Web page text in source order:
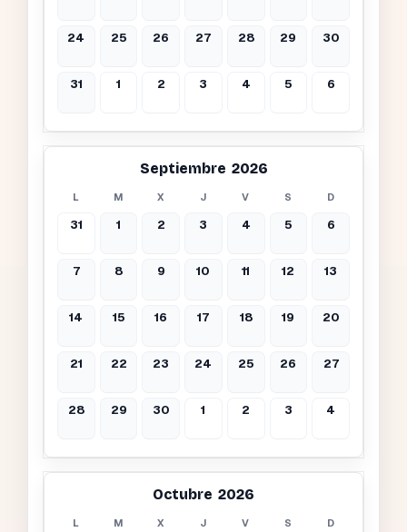
24 25 26 27 28 29 30
31 1 2 3 4 5 6
Septiembre 2026
L M X J V S D
31 1 2 3 4 5 6
7 8 9 10 11 12 13
14 15 16 17 18 19 20
21 22 23 24 25 26 27
28 29 30 1 2 3 4
Octubre 2026
L M X J V S D